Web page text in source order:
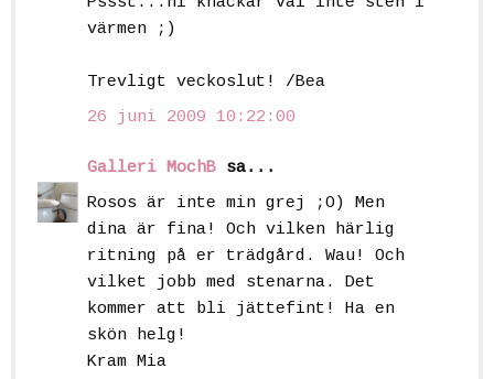
värmen ;)
Trevligt veckoslut! /Bea
26 juni 2009 10:22:00
Galleri MochB sa...
Rosos är inte min grej ;O) Men
dina är fina! Och vilken härlig
ritning på er trädgård. Wau! Och
vilket jobb med stenarna. Det
kommer att bli jättefint! Ha en
skön helg!
Kram Mia